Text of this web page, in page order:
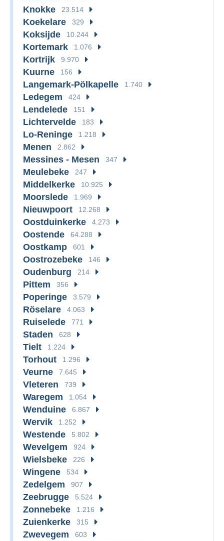
Knokke 23.514
Koekelare 329
Koksijde 10.244
Kortemark 1.076
Kortrijk 9.970
Kuurne 156
Langemark-Pölkapelle 1.740
Ledegem 424
Lendelede 151
Lichtervelde 183
Lo-Reninge 1.218
Menen 2.862
Messines - Mesen 347
Meulebeke 247
Middelkerke 10.925
Moorslede 1.969
Nieuwpoort 12.268
Oostduinkerke 4.273
Oostende 64.288
Oostkamp 601
Oostrozebeke 146
Oudenburg 214
Pittem 356
Poperinge 3.579
Röselare 4.063
Ruiselede 771
Staden 628
Tielt 1.224
Torhout 1.296
Veurne 7.645
Vleteren 739
Waregem 1.054
Wenduine 6.867
Wervik 1.252
Westende 5.802
Wevelgem 924
Wielsbeke 226
Wingene 534
Zedelgem 907
Zeebrugge 5.524
Zonnebeke 1.216
Zuienkerke 315
Zwevegem 603